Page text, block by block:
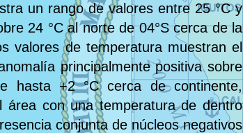
un rango de valores entre 25 °C y
24 °C al norte de 04°S cerca de la
valores de temperatura muestran el
principalmente positiva sobre
hasta +2 °C cerca de continente,
área con una temperatura de dentro
conjunta de núcleos negativos